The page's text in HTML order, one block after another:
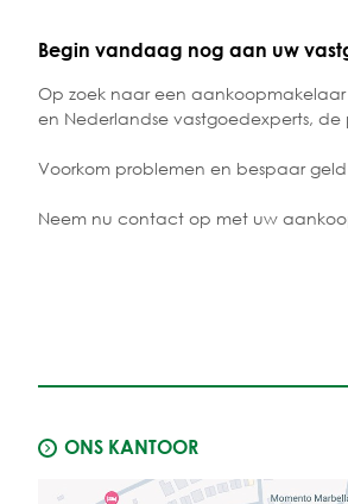
Begin vandaag nog aan uw
Op zoek naar een
en Nederlandse vastgoedexperts,
Voorkom problemen en bespaar
Neem nu contact op met uw
ONS KANTOOR